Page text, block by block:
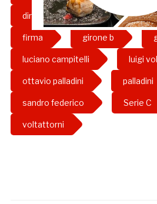
direttore sportivo ds
firma girone b
luciano campitelli luigi
ottavio palladini palladini
sandro federico Serie C
voltattorni